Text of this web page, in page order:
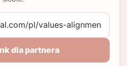
dla partnera